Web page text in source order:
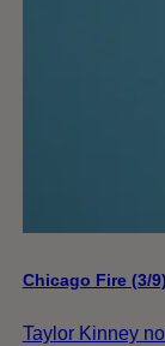
Chicago Fire (3/9)
Taylor Kinney